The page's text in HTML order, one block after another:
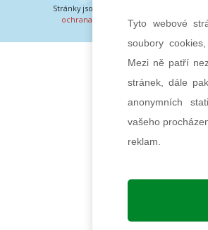
Stránky jsou chráněny službou Google
ochrana osobních údajů asmluvní
Tyto webové
soubory
Mezi ně patří
stránek, dále
anonymních
vašeho
reklam.